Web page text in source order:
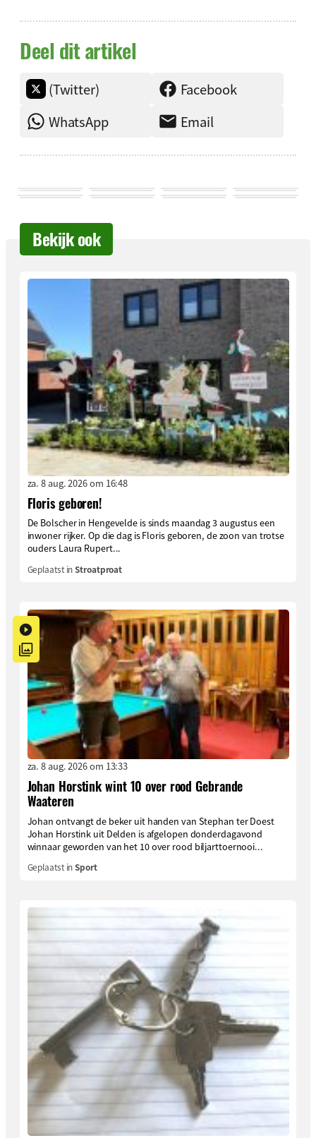
Deel dit artikel
(Twitter)
Facebook
WhatsApp
Email
Bekijk ook
za. 8 aug. 2026 om 16:48
Floris geboren!
De Bolscher in Hengevelde is sinds maandag 3 augustus een
inwoner rijker. Op die dag is Floris geboren, de zoon van trotse
ouders Laura Rupert...
Geplaatst inStroatproat
za. 8 aug. 2026 om 13:33
Johan Horstink wint 10 over rood Gebrande
Waateren
Johan ontvangt de beker uit handen van Stephan ter Doest
Johan Horstink uit Delden is afgelopen donderdagavond
winnaar geworden van het 10 over rood biljarttoernooi...
Geplaatst inSport